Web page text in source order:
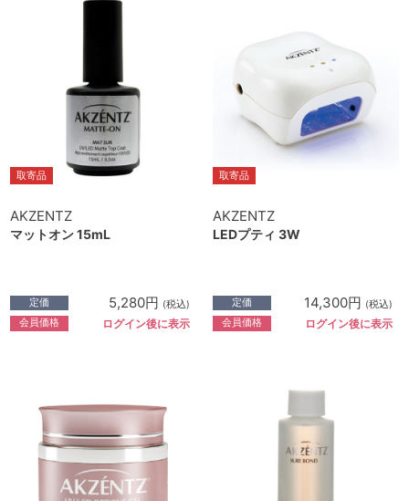
取寄品
AKZENTZ
マットオン 15mL
定価 5,280円 (税込)
会員価格 ログイン後に表示
取寄品
AKZENTZ
LEDプティ 3W
定価 14,300円 (税込)
会員価格 ログイン後に表示